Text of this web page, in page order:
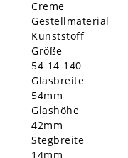
Creme
Gestellmaterial
Kunststoff
Größe
54-14-140
Glasbreite
54mm
Glashöhe
42mm
Stegbreite
14mm